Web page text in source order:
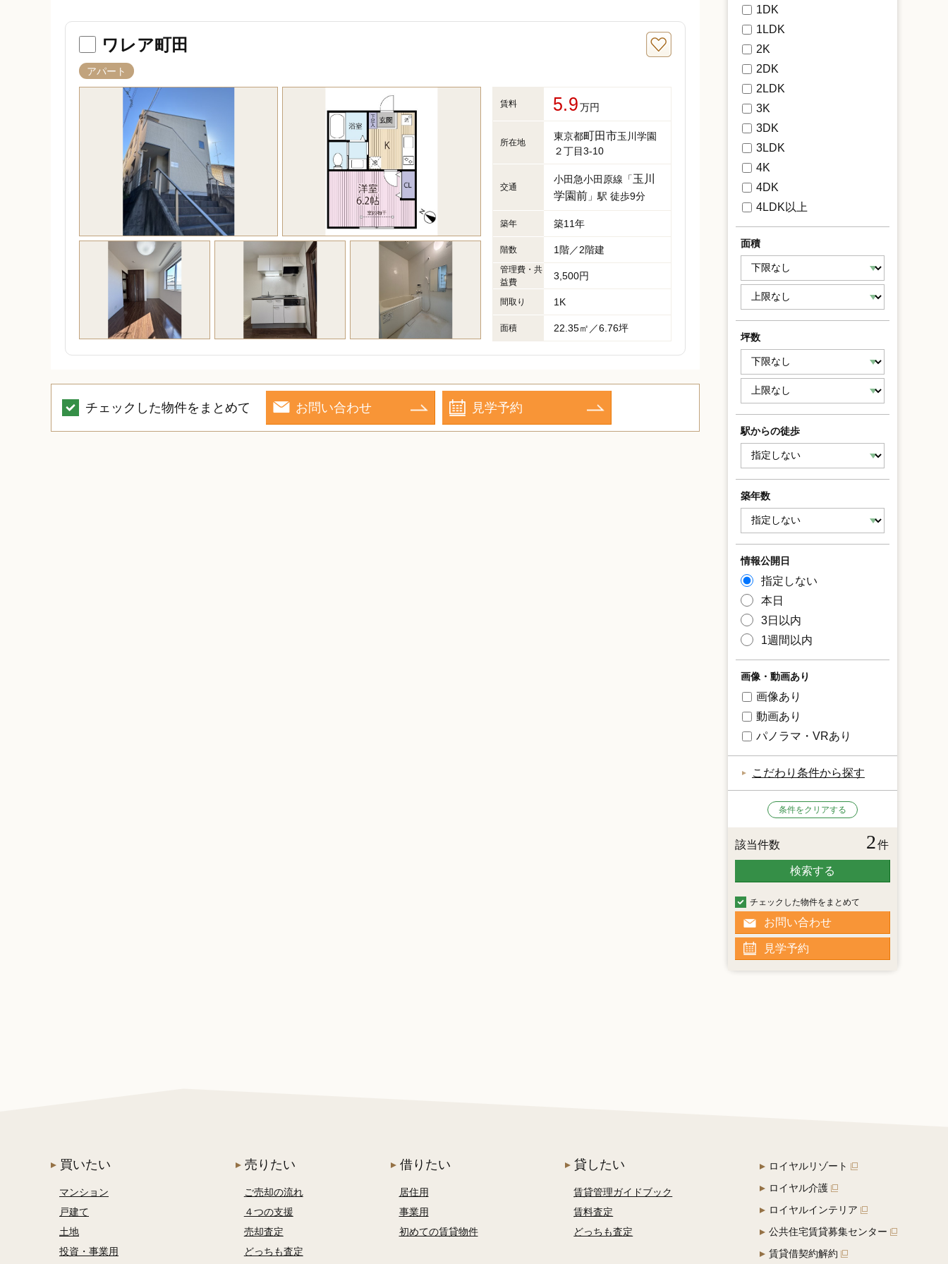
ワレア町田
アパート
賃料 5.9万円
所在地
東京都町田市玉川学園
２丁目3-10
交通
小田急小田原線「玉川
学園前 」駅 徒歩9分
築年 築11年
階数 1階／2階建
管理費・共
益費
3,500円
間取り 1K
面積 22.35㎡／6.76坪
チェックした物件をまとめて お問い合わせ 見学予約
1DK
1LDK
2K
2DK
2LDK
3K
3DK
3LDK
4K
4DK
4LDK以上
面積
坪数
駅からの徒歩
築年数
情報公開日
指定しない
本日
3日以内
1週間以内
画像・動画あり
画像あり
動画あり
パノラマ・VRあり
こだわり条件から探す
条件をクリアする
該当件数 2件
検索する
チェックした物件をまとめて
お問い合わせ
見学予約
買いたい
マンション
戸建て
土地
投資・事業用
売りたい
ご売却の流れ
４つの支援
売却査定
どっちも査定
借りたい
居住用
事業用
初めての賃貸物件
貸したい
賃貸管理ガイドブック
賃料査定
どっちも査定
ロイヤルリゾート
ロイヤル介護
ロイヤルインテリア
公共住宅賃貸募集センター
賃貸借契約解約